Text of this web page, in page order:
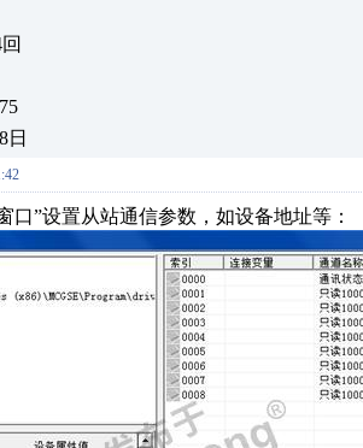
日
口”设置从站通信参数，如设备地址等：